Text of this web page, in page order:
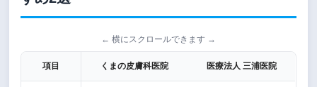
← 横にスクロールできます →
項目 くまの皮膚科医院 医療法人 三浦医院